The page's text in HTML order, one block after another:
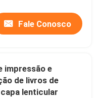
Fale Conosco
impressão e
de livros de
lenticular